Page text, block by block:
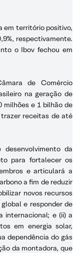
em território positivo,
respectivamente.
o Ibov fechou em
de Comércio
na geração de
e 1 bilhão de
receitas de até
da
para fortalecer os
e articulará a
a fim de reduzir
novos recursos
e responder de
internacional; e (ii) a
em energia solar,
dependência do gás
da montadora, que